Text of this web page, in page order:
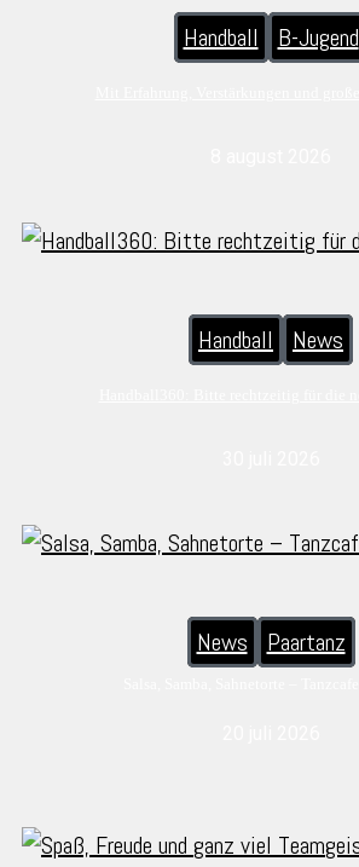
Handball B-Jugend
Handball News
News Paartanz